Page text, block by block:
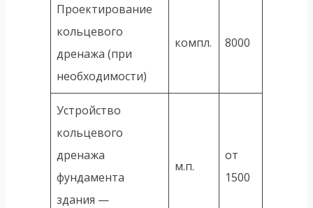
Проектирование
кольцевого
дренажа (при
необходимости)
компл. 8000
Устройство
кольцевого
дренажа
фундамента
здания —
м.п.
от
1500